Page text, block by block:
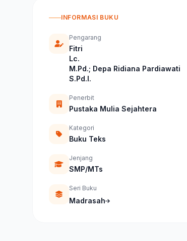
INFORMASI BUKU
Pengarang
Fitri
Lc.
M.Pd.; Depa Ridiana Pardiawati
S.Pd.I.
Penerbit
Pustaka Mulia Sejahtera
Kategori
Buku Teks
Jenjang
SMP/MTs
Seri Buku
Madrasah